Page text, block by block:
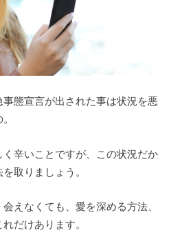
態宣言が出された事は状況を悪
辛いことですが、この状況だか
取りましょう。
えなくても、愛を深める方法、
だけあります。